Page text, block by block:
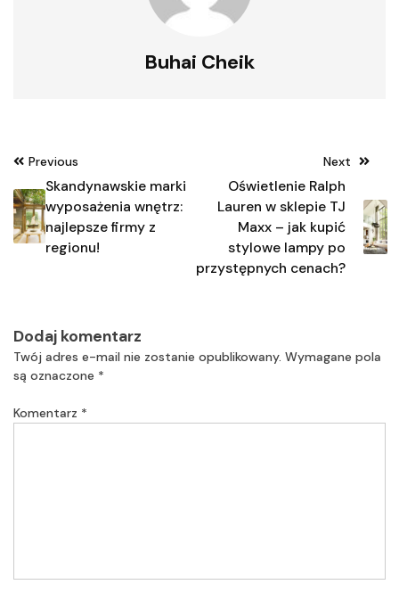
Buhai Cheik
Nawigacja
Previous
Skandynawskie marki
wyposażenia wnętrz:
najlepsze firmy z
regionu!
Next
Oświetlenie Ralph
Lauren w sklepie TJ
Maxx – jak kupić
stylowe lampy po
przystępnych cenach?
Dodaj komentarz
Twój adres e-mail nie zostanie opublikowany. Wymagane pola
są oznaczone *
Komentarz *